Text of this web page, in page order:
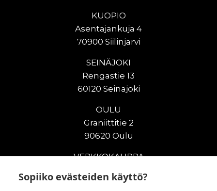
Sopiiko evästeiden käyttö?
KUOPIO
Asentajankuja 4
70900 Siilinjärvi
SEINÄJOKI
Rengastie 13
60120 Seinäjoki
OULU
Graniittitie 2
90620 Oulu
VERKKOKAUPPA
Uudet maanrakennuskoneet